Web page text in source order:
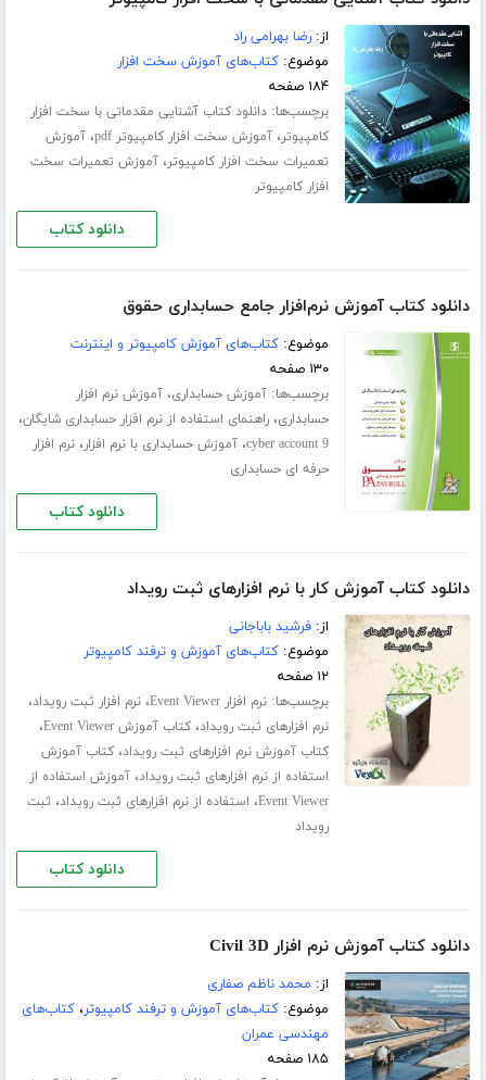
از:رضا بهرامی راد
موضوع:کتاب‌های آموزش سخت افزار
۱۸۴ صفحه
برچسب‌ها:دانلود کتاب آشنایی مقدماتی با سخت افزار
کامپیوتر،آموزش سخت افزار کامپیوتر pdf ،آموزش
تعمیرات سخت افزار کامپیوتر،آموزش تعمیرات سخت
افزار کامپیوتر
دانلود کتاب
دانلود کتاب آموزش نرم‌افزار جامع حسابداری حقوق
موضوع:کتاب‌های آموزش کامپیوتر و اینترنت
۱۳۰ صفحه
برچسب‌ها:آموزش حسابداری،آموزش نرم افزار
حسابداری،راهنمای استفاده از نرم افزار حسابداری شایگان،
cyber account 9،آموزش حسابداری با نرم افزار،نرم افزار
حرفه ای حسابداری
دانلود کتاب
دانلود کتاب آموزش کار با نرم افزارهای ثبت رویداد
از:فرشید باباجانی
موضوع:کتاب‌های آموزش و ترفند کامپیوتر
۱۲ صفحه
برچسب‌ها:نرم افزار Event Viewer ،نرم افزار ثبت رویداد،
نرم افزارهای ثبت رویداد،کتاب آموزش Event Viewer ،
کتاب آموزش نرم افزارهای ثبت رویداد،کتاب آموزش
استفاده از نرم افزارهای ثبت رویداد،آموزش استفاده از
Event Viewer، استفاده از نرم افزارهای ثبت رویداد، ثبت
رویداد
دانلود کتاب
دانلود کتاب آموزش نرم افزار Civil 3D
از: محمد ناظم صفاری
موضوع:کتاب‌های آموزش و ترفند کامپیوتر،کتاب‌های
مهندسی عمران
۱۸۵ صفحه